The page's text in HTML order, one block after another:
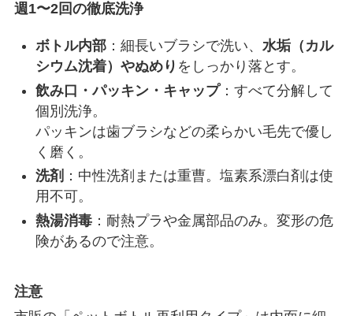
週1〜2回の徹底洗浄
ボトル内部：細長いブラシで洗い、 水垢（カル
シウム沈着）やぬめり をしっかり落とす。
飲み口・パッキン・キャップ：すべて分解して
個別洗浄。
パッキンは歯ブラシなどの柔らかい毛先で優し
く磨く。
洗剤 ：中性洗剤または重曹。塩素系漂白剤は使
用不可。
熱湯消毒：耐熱プラや金属部品のみ。変形の危
険があるので注意。
注意